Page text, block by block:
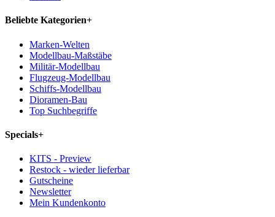
Beliebte Kategorien+
Marken-Welten
Modellbau-Maßstäbe
Militär-Modellbau
Flugzeug-Modellbau
Schiffs-Modellbau
Dioramen-Bau
Top Suchbegriffe
Specials+
KITS - Preview
Restock - wieder lieferbar
Gutscheine
Newsletter
Mein Kundenkonto